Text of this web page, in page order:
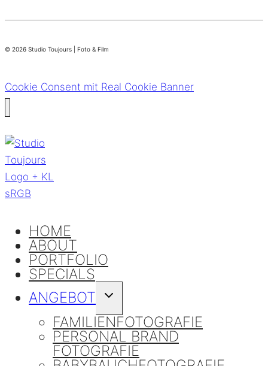
© 2026 Studio Toujours | Foto & Film
Cookie Consent mit Real Cookie Banner
HOME
ABOUT
PORTFOLIO
SPECIALS
ANGEBOT
UNTERMENÜ
UMSCHALTEN
FAMILIENFOTOGRAFIE
PERSONAL BRAND
FOTOGRAFIE